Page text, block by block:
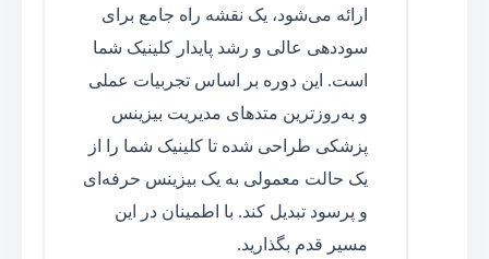
ارائه می‌شود، یک نقشه راه جامع برای
سوددهی عالی و رشد پایدار کلینیک شما
است. این دوره بر اساس تجربیات عملی
و به‌روزترین متدهای مدیریت بیزینس
پزشکی طراحی شده تا کلینیک شما را از
یک حالت معمولی به یک بیزینس حرفه‌ای
و پرسود تبدیل کند. با اطمینان در این
مسیر قدم بگذارید.